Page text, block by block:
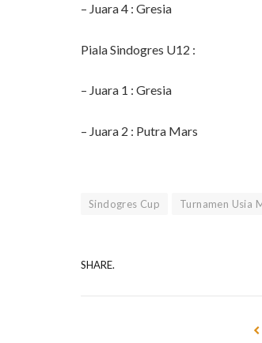
– Juara 4 : Gresia
Piala Sindogres U12 :
– Juara 1 : Gresia
– Juara 2 : Putra Mars
Sindogres Cup Turnamen Usia
SHARE.